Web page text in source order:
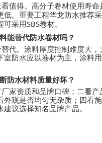
看值得。高分子卷材使用寿命
低。重要工程华龙防水推荐
可采用SBS卷材。
能替代防水卷材吗？
替代。涂料厚度控制难度大
室防水应以卷材为主，涂料
防水材料质量好坏？
厂家资质和品牌口碑；二看
外观是否均匀无杂质；四看
建议选择知名品牌产品。